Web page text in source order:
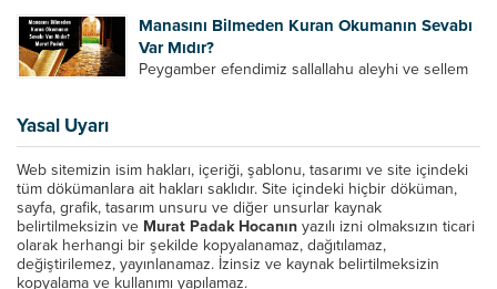
efendinin Haftalık Virdi HAFTALIK VİRD Pazartesi
Günü Hangi VİRD var?20:00 Star TV –...
Manasını Bilmeden Kuran Okumanın Sevabı
Var Mıdır?
Peygamber efendimiz sallallahu aleyhi ve sellem
Yasal Uyarı
Web sitemizin isim hakları, içeriği, şablonu, tasarımı ve site içindeki
tüm dökümanlara ait hakları saklıdır. Site içindeki hiçbir döküman,
sayfa, grafik, tasarım unsuru ve diğer unsurlar kaynak
belirtilmeksizin ve Murat Padak Hocanın yazılı izni olmaksızın ticari
olarak herhangi bir şekilde kopyalanamaz, dağıtılamaz,
değiştirilemez, yayınlanamaz. İzinsiz ve kaynak belirtilmeksizin
kopyalama ve kullanımı yapılamaz.